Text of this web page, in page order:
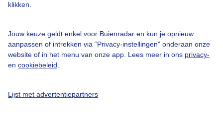
klikken.
Jouw keuze geldt enkel voor Buienradar en kun je opnieuw
aanpassen of intrekken via “Privacy-instellingen” onderaan onze
website of in het menu van onze app. Lees meer in ons privacy-
en cookiebeleid
Lijst met advertentiepartners
Adverteren
Buienradar Team
Cookie beleid